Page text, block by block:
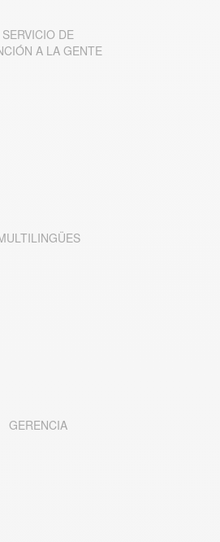
SERVICIO DE
ÓN A LA GENTE
GERENCIA